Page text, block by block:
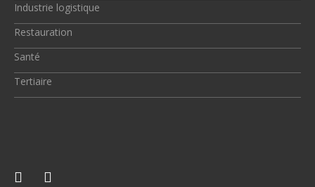
Industrie logistique
Restauration
Santé
Tertiaire